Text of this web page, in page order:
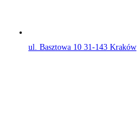
ul. Basztowa 10 31-143 Kraków